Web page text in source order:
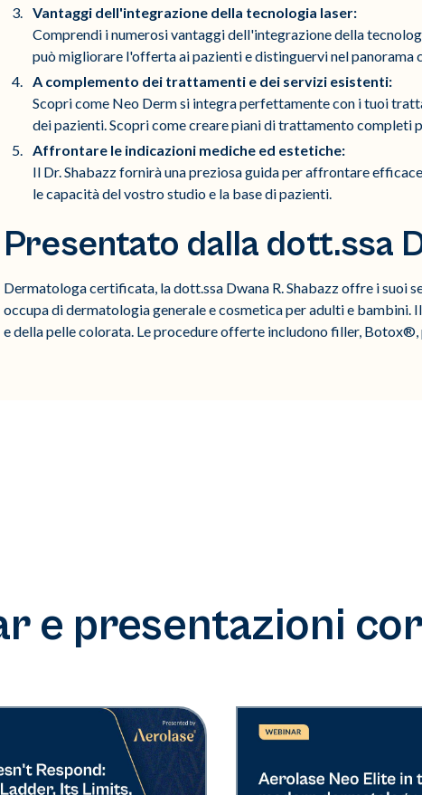
Vantaggi dell'integrazione della tecnologia laser:
Comprendi i numerosi vantaggi dell'integrazione della
può migliorare l'offerta ai pazienti e distinguervi nel panorama
A complemento dei trattamenti e dei servizi esistenti:
Scopri come Neo Derm si integra perfettamente con i tuoi
dei pazienti. Scopri come creare piani di trattamento completi
Affrontare le indicazioni mediche ed estetiche:
Il Dr. Shabazz fornirà una preziosa guida per affrontare
le capacità del vostro studio e la base di pazienti.
Presentato dalla dott.ssa
Dermatologa certificata, la dott.ssa Dwana R. Shabazz offre i suoi
occupa di dermatologia generale e cosmetica per adulti e bambini.
e della pelle colorata. Le procedure offerte includono filler,
e presentazioni